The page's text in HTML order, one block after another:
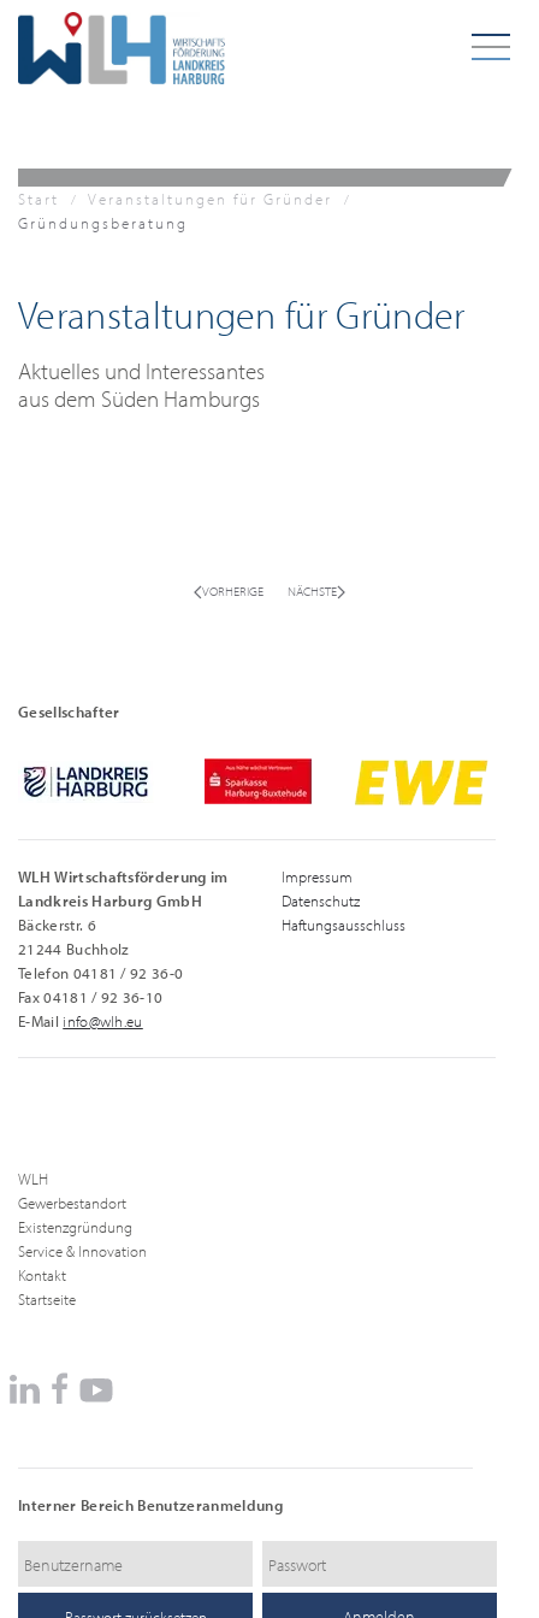
Zum Hauptinhalt springen
Start
Veranstaltungen für Gründer
Gründungsberatung
Veranstaltungen für Gründer
Aktuelles und Interessantes
aus dem Süden Hamburgs
VORHERIGE NÄCHSTE
Gesellschafter
WLH Wirtschaftsförderung im
Landkreis Harburg GmbH
Bäckerstr. 6
21244 Buchholz
Telefon 04181 / 92 36-0
Fax 04181 / 92 36-10
E-Mail info@wlh.eu
Impressum
Datenschutz
Haftungsausschluss
WLH
Gewerbestandort
Existenzgründung
Service & Innovation
Kontakt
Startseite
Interner Bereich Benutzeranmeldung